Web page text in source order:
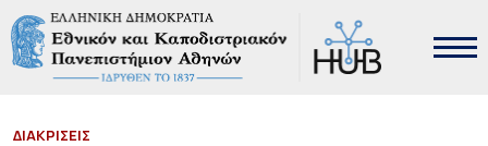
ΔΙΑΚΡΙΣΕΙΣ